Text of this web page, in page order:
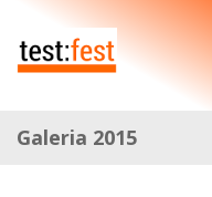
Galeria 2015